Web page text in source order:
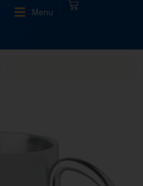
Menu